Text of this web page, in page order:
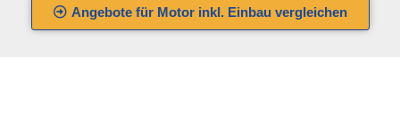
Angebote für Motor inkl. Einbau vergleichen